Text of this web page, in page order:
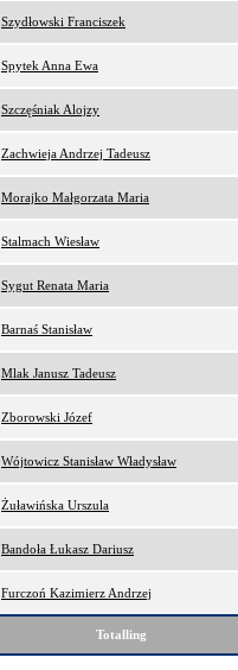
Szydłowski Franciszek
Spytek Anna Ewa
Szczęśniak Alojzy
Zachwieja Andrzej Tadeusz
Morajko Małgorzata Maria
Stalmach Wiesław
Sygut Renata Maria
Barnaś Stanisław
Mlak Janusz Tadeusz
Zborowski Józef
Wójtowicz Stanisław Władysław
Żuławińska Urszula
Bandoła Łukasz Dariusz
Furczoń Kazimierz Andrzej
Totalling